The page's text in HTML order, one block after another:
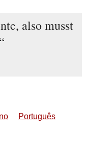
also musst
Português